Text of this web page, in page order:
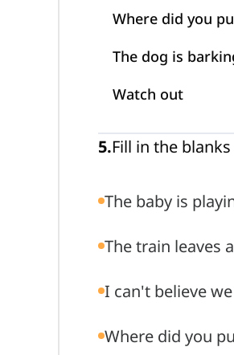
Where did you
The dog is
Watch out
5.Fill in the
The baby is
The train leaves
I can't believe
Where did you